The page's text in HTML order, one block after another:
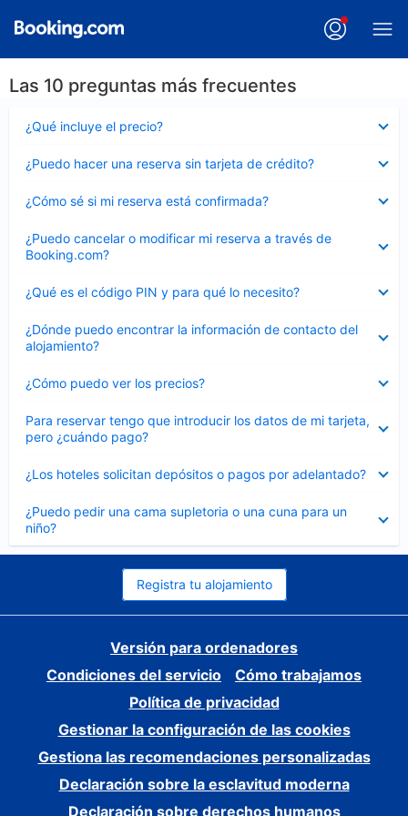
Las 10 preguntas más frecuentes
¿Qué incluye el precio?
cerrado
¿Puedo hacer una reserva sin tarjeta de crédito?
cerrado
¿Cómo sé si mi reserva está confirmada?
cerrado
¿Puedo cancelar o modificar mi reserva a través de
Booking.com?
cerrado
¿Qué es el código PIN y para qué lo necesito?
cerrado
¿Dónde puedo encontrar la información de contacto del
alojamiento?
cerrado
¿Cómo puedo ver los precios?
cerrado
Para reservar tengo que introducir los datos de mi tarjeta,
pero ¿cuándo pago?
cerrado
¿Los hoteles solicitan depósitos o pagos por adelantado?
cerrado
¿Puedo pedir una cama supletoria o una cuna para un
niño?
cerrado
Registra tu alojamiento
Versión para ordenadores
Condiciones del servicio
Cómo trabajamos
Política de privacidad
Gestionar la configuración de las cookies
Gestiona las recomendaciones personalizadas
Declaración sobre la esclavitud moderna
Declaración sobre derechos humanos